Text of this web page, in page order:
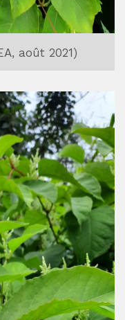
août 2021)